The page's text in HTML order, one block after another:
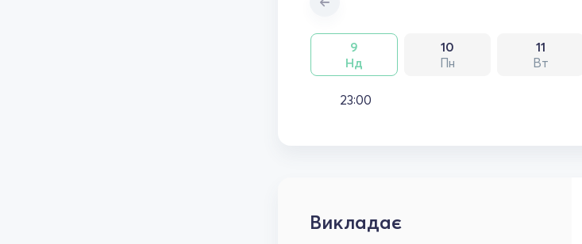
9
Нд
10
Пн
11
Вт
23:00
Викладає